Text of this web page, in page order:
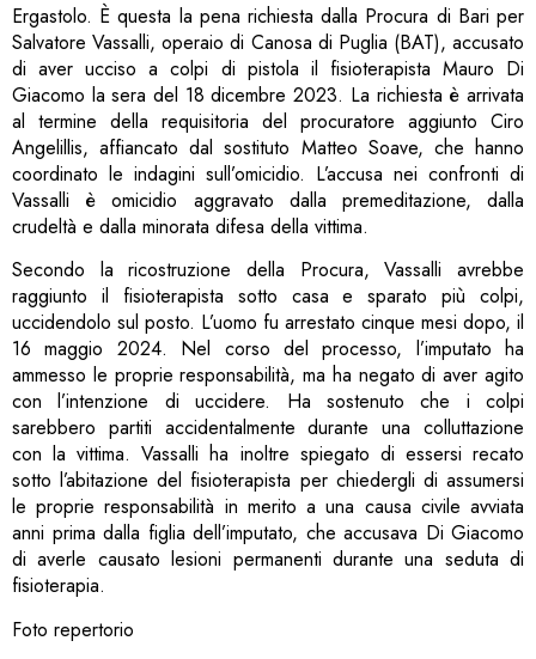
Ergastolo. È questa la pena richiesta dalla Procura di Bari per
Salvatore Vassalli, operaio di Canosa di Puglia (BAT), accusato
di aver ucciso a colpi di pistola il fisioterapista Mauro Di
Giacomo la sera del 18 dicembre 2023. La richiesta è arrivata
al termine della requisitoria del procuratore aggiunto Ciro
Angelillis, affiancato dal sostituto Matteo Soave, che hanno
coordinato le indagini sull’omicidio. L’accusa nei confronti di
Vassalli è omicidio aggravato dalla premeditazione, dalla
crudeltà e dalla minorata difesa della vittima.
Secondo la ricostruzione della Procura, Vassalli avrebbe
raggiunto il fisioterapista sotto casa e sparato più colpi,
uccidendolo sul posto. L’uomo fu arrestato cinque mesi dopo, il
16 maggio 2024. Nel corso del processo, l’imputato ha
ammesso le proprie responsabilità, ma ha negato di aver agito
con l’intenzione di uccidere. Ha sostenuto che i colpi
sarebbero partiti accidentalmente durante una colluttazione
con la vittima. Vassalli ha inoltre spiegato di essersi recato
sotto l’abitazione del fisioterapista per chiedergli di assumersi
le proprie responsabilità in merito a una causa civile avviata
anni prima dalla figlia dell’imputato, che accusava Di Giacomo
di averle causato lesioni permanenti durante una seduta di
fisioterapia.
Foto repertorio